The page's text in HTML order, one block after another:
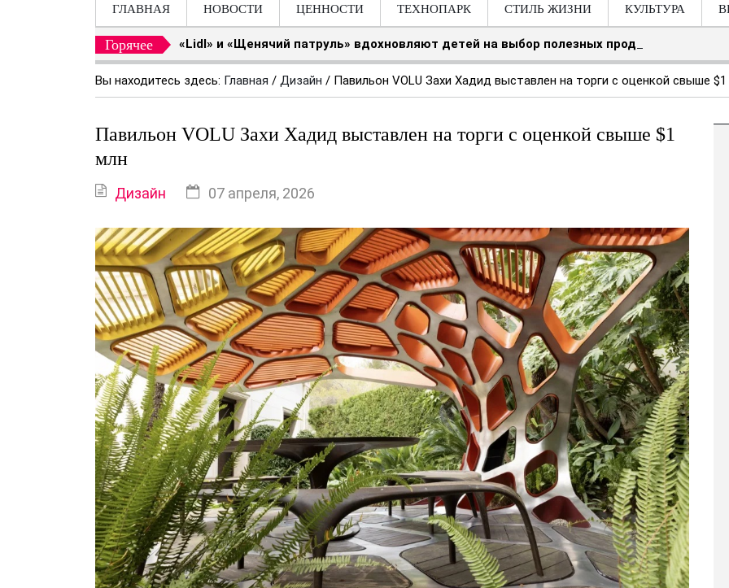
ГЛАВНАЯ НОВОСТИ ЦЕННОСТИ ТЕХНОПАРК СТИЛЬ ЖИЗНИ КУЛЬТУРА
Горячее «Lidl» и «Щенячий патруль» вдохновляют детей на выбор полезных продуктов
Вы находитесь здесь: Главная / Дизайн / Павильон VOLU Захи Хадид выставлен на торги с оценкой свыше
Павильон VOLU Захи Хадид выставлен на торги с оценкой свыше $1
млн
Дизайн 07 апреля, 2026